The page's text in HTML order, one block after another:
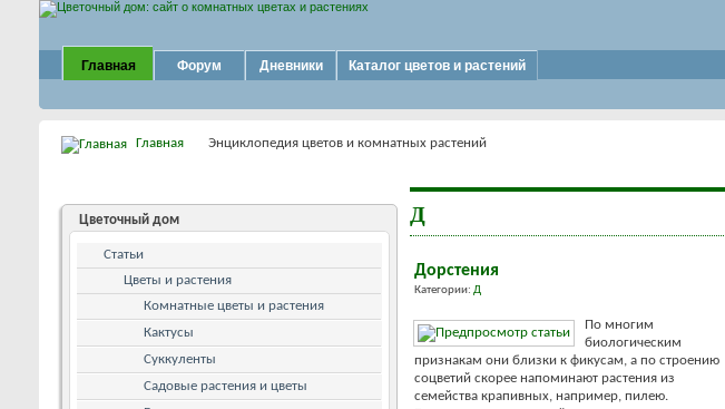
Главная Форум Дневники Каталог цветов и растений
Главная Энциклопедия цветов и комнатных растений
Д
Дорстения
Категории: Д
По многим
биологическим
признакам они близки к фикусам, а по строению
соцветий скорее напоминают растения из
семейства крапивных, например, пилею.
Цветочный дом
Статьи
Цветы и растения
Комнатные цветы и растения
Кактусы
Суккуленты
Садовые растения и цветы